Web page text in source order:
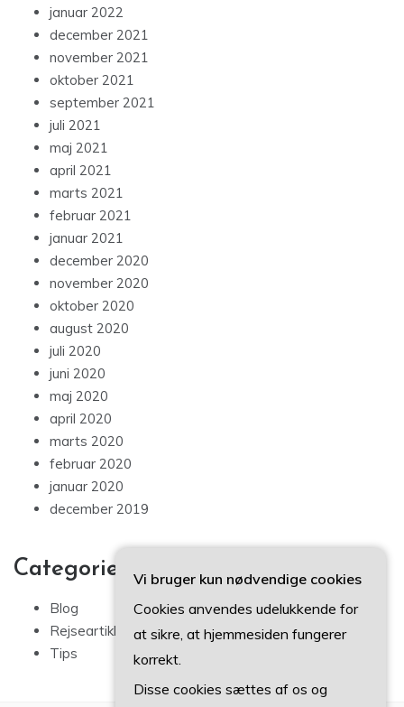
januar 2022
december 2021
november 2021
oktober 2021
september 2021
juli 2021
maj 2021
april 2021
marts 2021
februar 2021
januar 2021
december 2020
november 2020
oktober 2020
august 2020
juli 2020
juni 2020
maj 2020
april 2020
marts 2020
februar 2020
januar 2020
december 2019
Categories
Blog
Rejseartikler
Tips
Vi bruger kun nødvendige cookies
Cookies anvendes udelukkende for
at sikre, at hjemmesiden fungerer
korrekt.
Disse cookies sættes af os og